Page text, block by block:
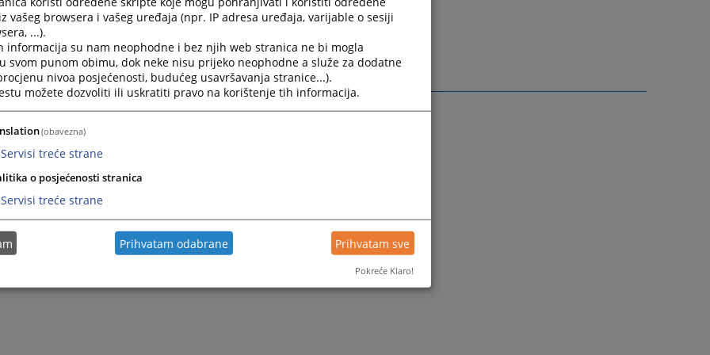
Šerbečić
Brkić
Hadžihasanović
Hamidović
vašeg browsera i vašeg uređaja (npr. IP adresa uređaja, varijable o sesiji
...).
informacija su nam neophodne i bez njih web stranica ne bi mogla
svom punom obimu, dok neke nisu prijeko neophodne a služe za dodatne
nivoa posjećenosti, budućeg usavršavanja stranice...).
možete dozvoliti ili uskratiti pravo na korištenje tih informacija.
(obavezna)
Servisi treće strane
o posjećenosti stranica
Servisi treće strane
Prihvatam odabrane Prihvatam sve
Pokreće Klaro!